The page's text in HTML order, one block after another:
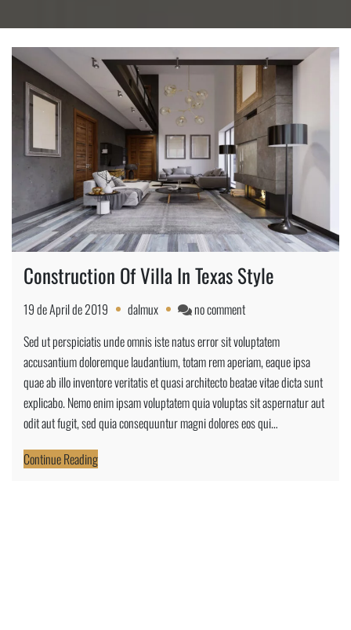
Construction Of Villa In Texas Style
19 de April de 2019 dalmux no commenton
Of
Villa
In
Texas
Style
Sed ut perspiciatis unde omnis iste natus error sit voluptatem
accusantium doloremque laudantium, totam rem aperiam, eaque ipsa
quae ab illo inventore veritatis et quasi architecto beatae vitae dicta sunt
explicabo. Nemo enim ipsam voluptatem quia voluptas sit aspernatur aut
odit aut fugit, sed quia consequuntur magni dolores eos qui…
Continue Reading